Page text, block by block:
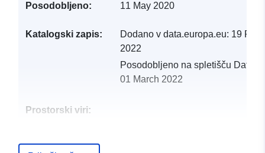
Posodobljeno: 11 May 2020
Katalogski zapis: Dodano v data.europa.eu: 19
2022
Posodobljeno na spletišču
01 March 2022
Prostorski viri: